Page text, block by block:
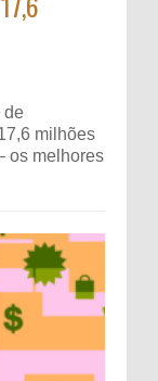
de
milhões
os melhores